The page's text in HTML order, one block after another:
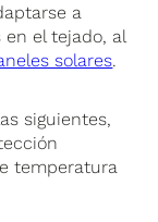
a
el tejado, al
solares.
siguientes,
temperatura